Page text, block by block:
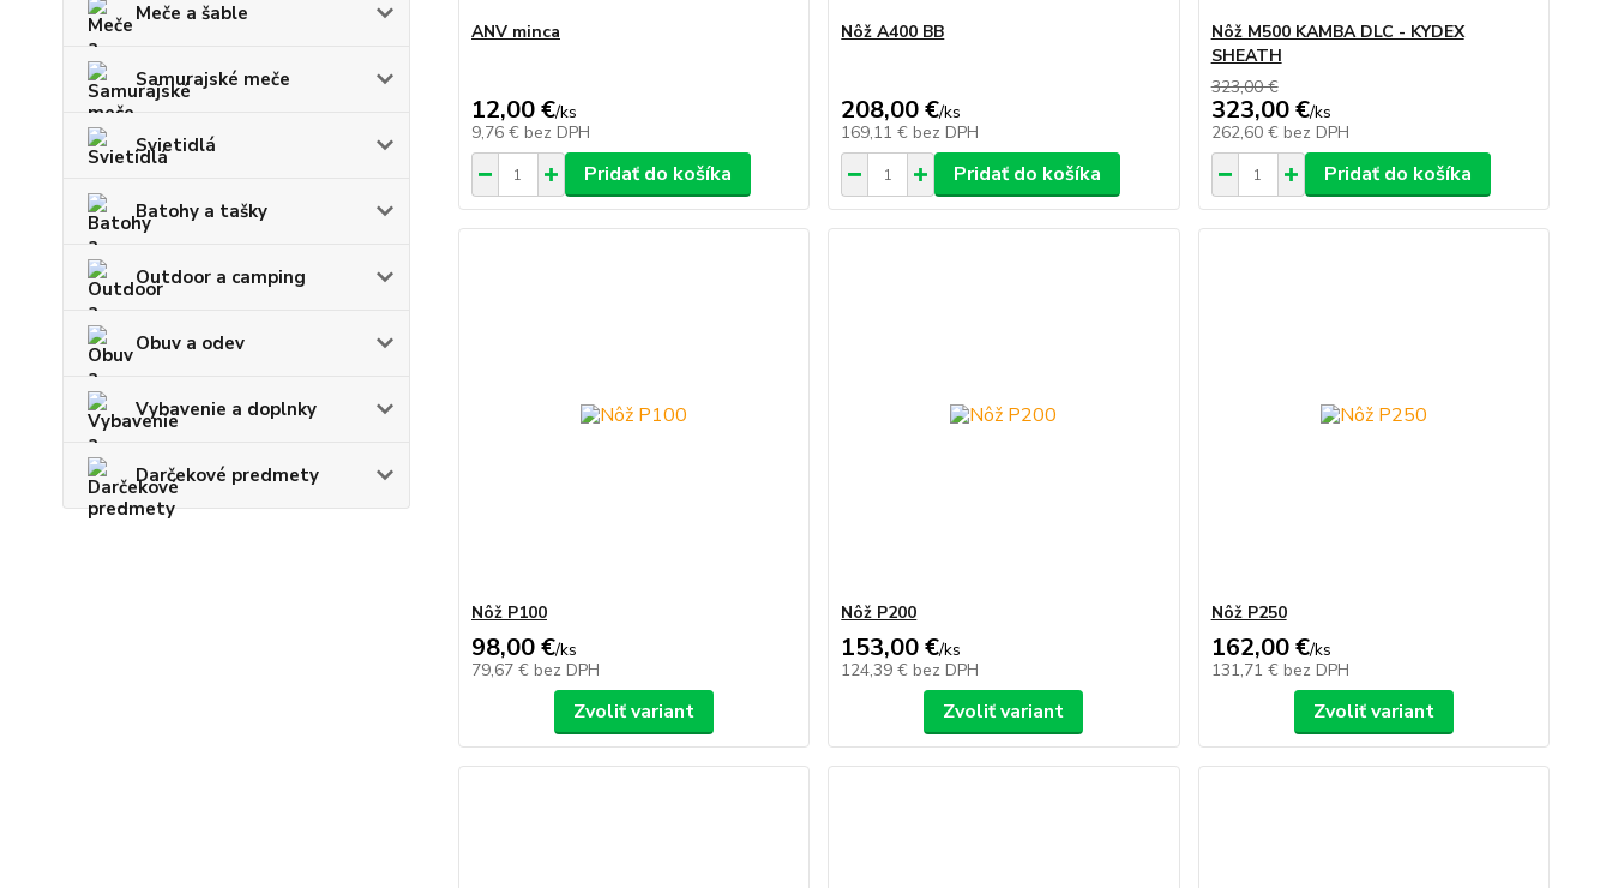
Meče a šable
Samurajské meče
Svietidlá
Batohy a tašky
Outdoor a camping
Obuv a odev
Vybavenie a doplnky
Darčekové predmety
ANV minca
12,00 €/ks
9,76 € bez DPH
Pridať do košíka
Nôž A400 BB
208,00 €/ks
169,11 € bez DPH
Pridať do košíka
Nôž M500 KAMBA DLC - KYDEX
SHEATH
323,00 €
323,00 €/ks
262,60 € bez DPH
Pridať do košíka
Nôž P100
98,00 €/ks
79,67 € bez DPH
Zvoliť variant
Nôž P200
153,00 €/ks
124,39 € bez DPH
Zvoliť variant
Nôž P250
162,00 €/ks
131,71 € bez DPH
Zvoliť variant